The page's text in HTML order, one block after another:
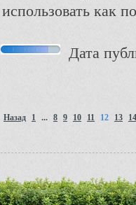
использовать как
Дата
Назад 1 ... 8 9 10 11 12 13 14